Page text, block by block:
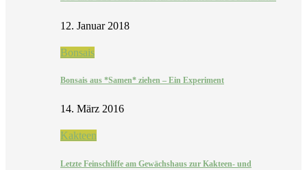
12. Januar 2018
Bonsais
Bonsais aus *Samen* ziehen – Ein Experiment
14. März 2016
Kakteen
Letzte Feinschliffe am Gewächshaus zur Kakteen- und